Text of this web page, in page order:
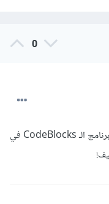
0
ما فهمت مقصدك لاكن بشكل عام انا استخدم برنامج الـ CodeBlocks في